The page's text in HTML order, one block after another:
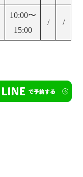
10:00〜
15:00
/ /